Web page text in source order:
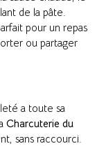
de la pâte.
pour un repas
ou partager
a toute sa
Charcuterie du
sans raccourci.